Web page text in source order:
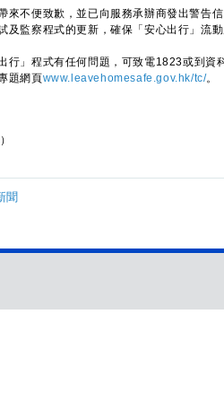
不便致歉，並已向服務承辦商發出警告信
及監察程式的更新，確保「安心出行」流動
」程式有任何問題，可致電1823或到資
題網頁www.leavehomesafe.gov.hk/tc/。
聞